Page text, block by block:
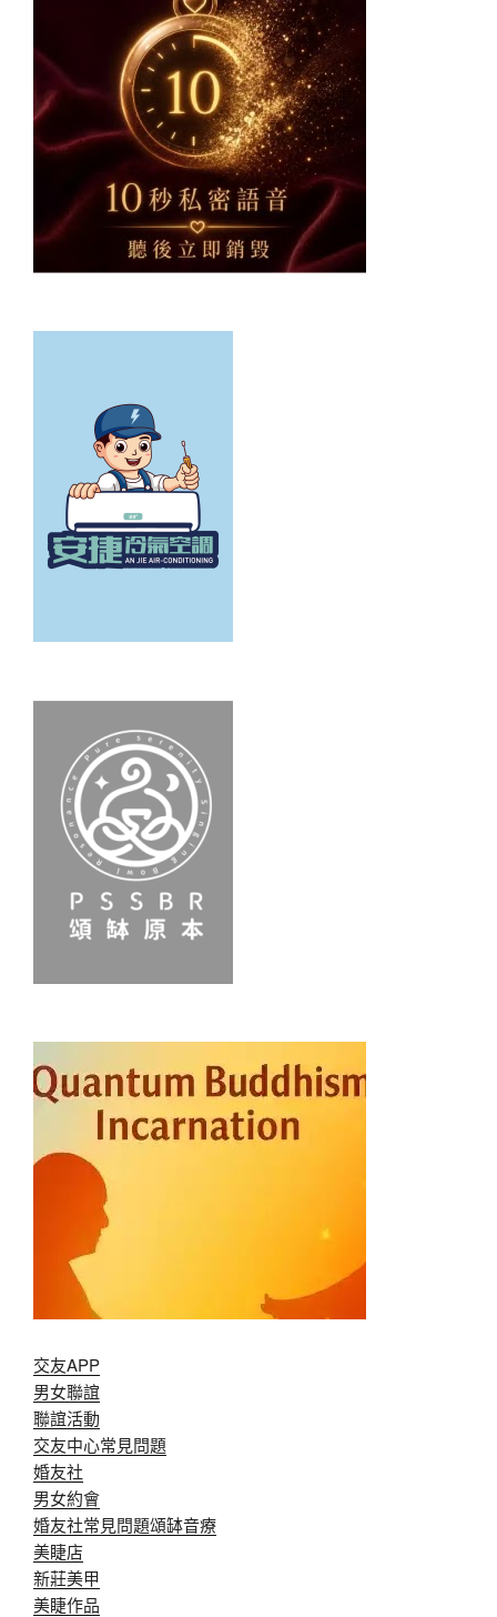
交友APP
男女聯誼
聯誼活動
交友中心常見問題
婚友社
男女約會
婚友社常見問題頌缽音療
美睫店
新莊美甲
美睫作品